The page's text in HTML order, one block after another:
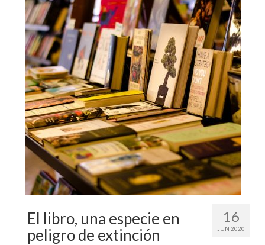
16
JUN 2020
El libro, una especie en
peligro de extinción